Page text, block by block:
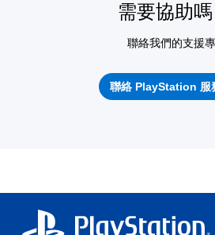
需要協助嗎
聯絡我們的支援
聯絡 PlayStation 服